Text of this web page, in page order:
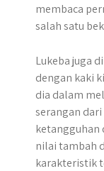
membaca
salah satu
Lukeba juga
dengan kaki
dia dalam
serangan
ketangguhan
nilai tambah
karakteristik